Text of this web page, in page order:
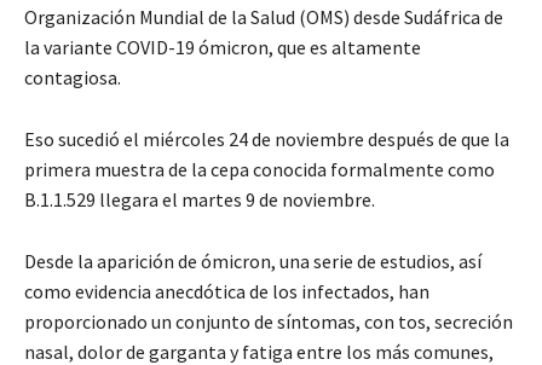
Organización Mundial de la Salud (OMS) desde Sudáfrica de
la variante COVID-19 ómicron, que es altamente
contagiosa.
Eso sucedió el miércoles 24 de noviembre después de que la
primera muestra de la cepa conocida formalmente como
B.1.1.529 llegara el martes 9 de noviembre.
Desde la aparición de ómicron, una serie de estudios, así
como evidencia anecdótica de los infectados, han
proporcionado un conjunto de síntomas, con tos, secreción
nasal, dolor de garganta y fatiga entre los más comunes,